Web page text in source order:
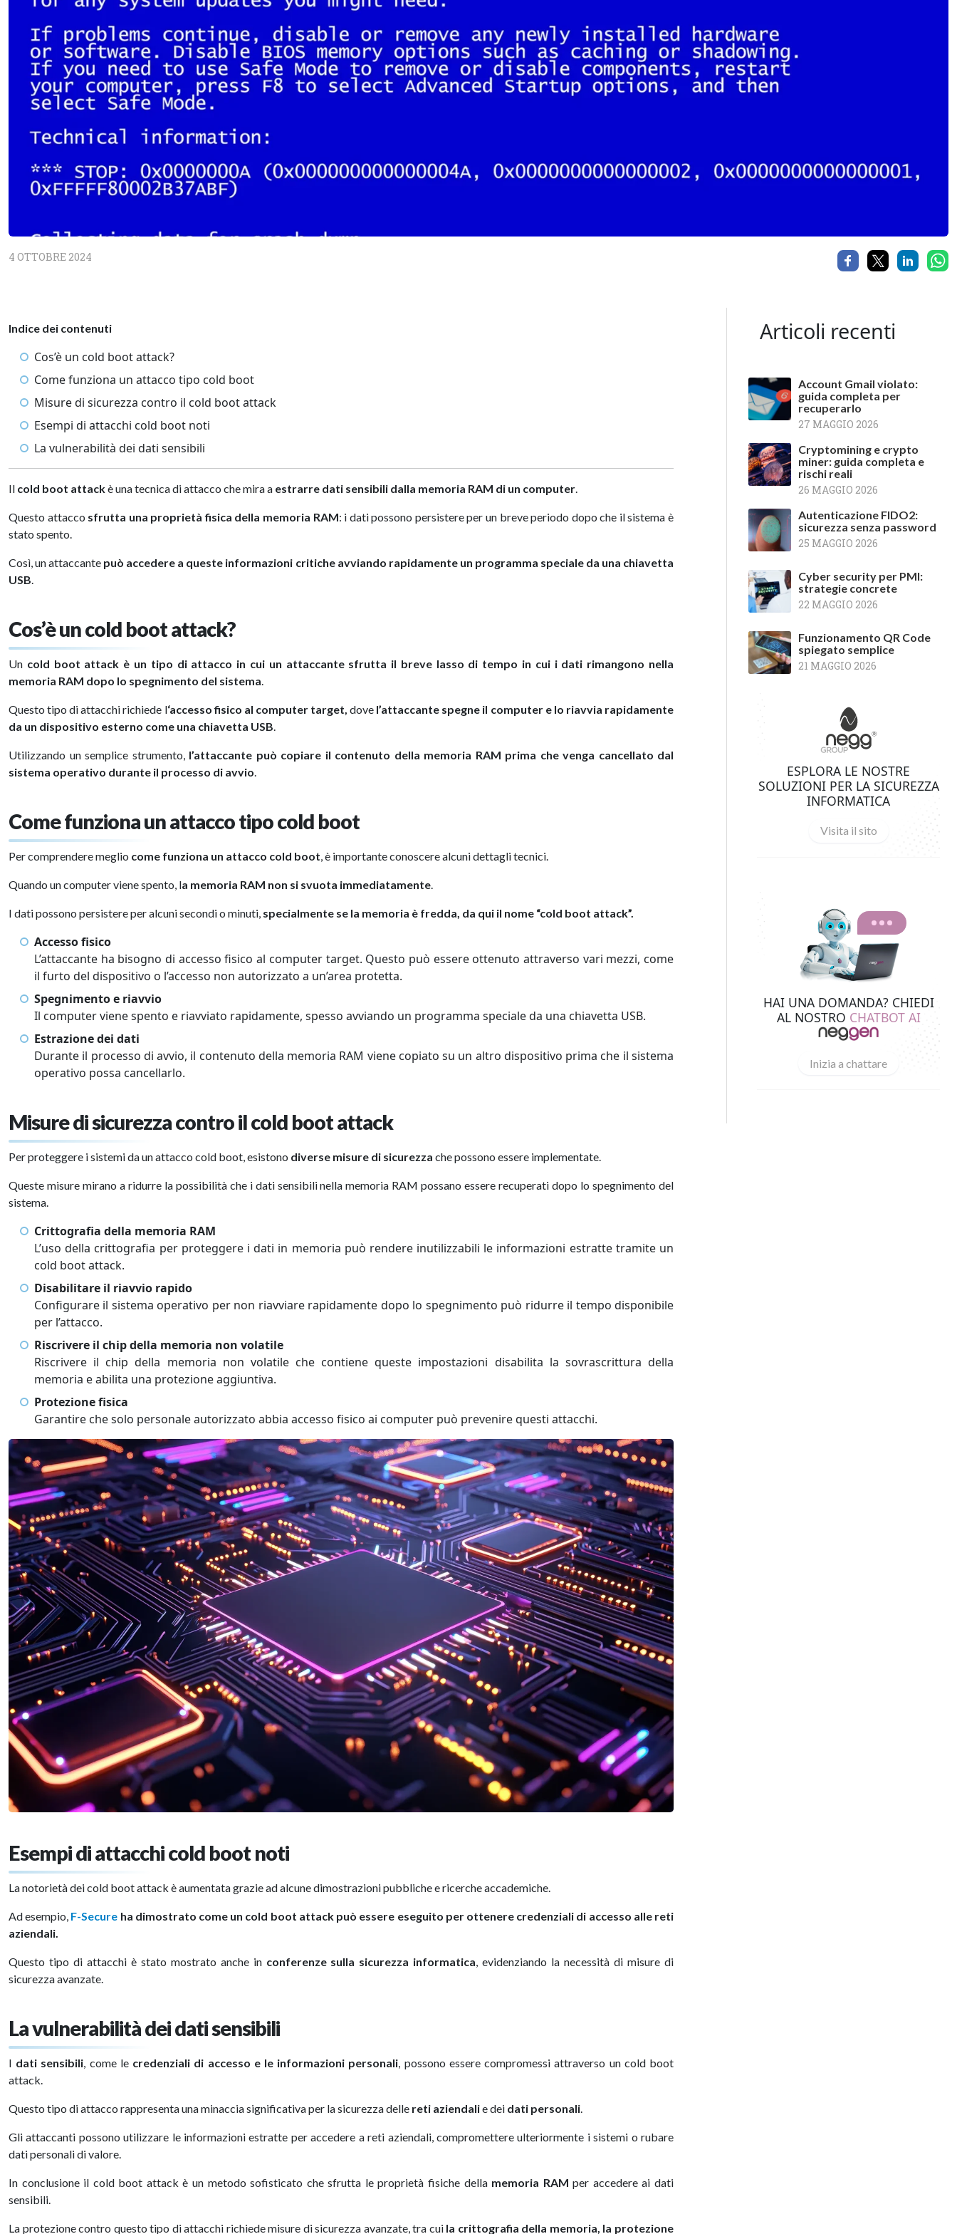
4 OTTOBRE 2024
Indice dei contenuti
Cos’è un cold boot attack?
Come funziona un attacco tipo cold boot
Misure di sicurezza contro il cold boot attack
Esempi di attacchi cold boot noti
La vulnerabilità dei dati sensibili
Il cold boot attackè una tecnica di attacco che mira a estrarre dati sensibili dalla memoria RAM di un computer.
Questo attacco sfrutta una proprietà fisica della memoria RAM: i dati possono persistere per un breve periodo dopo che il sistema è
stato spento.
Così, un attaccante può accedere a queste informazioni critiche avviando rapidamente un programma speciale da una chiavetta
USB.
Cos’è un cold boot attack?
Un cold boot attack è un tipo di attacco in cui un attaccante sfrutta il breve lasso di tempo in cui i dati rimangono nella
memoria RAM dopo lo spegnimento del sistema.
Questo tipo di attacchi richiede l‘accesso fisico al computer target, dove l’attaccante spegne il computer e lo riavvia rapidamente
da un dispositivo esterno come una chiavetta USB.
Utilizzando un semplice strumento, l’attaccante può copiare il contenuto della memoria RAM prima che venga cancellato dal
sistema operativo durante il processo di avvio.
Come funziona un attacco tipo cold boot
Per comprendere meglio come funziona un attacco cold boot, è importante conoscere alcuni dettagli tecnici.
Quando un computer viene spento, la memoria RAM non si svuota immediatamente.
I dati possono persistere per alcuni secondi o minuti, specialmente se la memoria è fredda, da qui il nome “cold boot attack”.
Accesso fisico
L’attaccante ha bisogno di accesso fisico al computer target. Questo può essere ottenuto attraverso vari mezzi, come
il furto del dispositivo o l’accesso non autorizzato a un’area protetta.
Spegnimento e riavvio
Il computer viene spento e riavviato rapidamente, spesso avviando un programma speciale da una chiavetta USB.
Estrazione dei dati
Durante il processo di avvio, il contenuto della memoria RAM viene copiato su un altro dispositivo prima che il sistema
operativo possa cancellarlo.
Misure di sicurezza contro il cold boot attack
Per proteggere i sistemi da un attacco cold boot, esistono diverse misure di sicurezza che possono essere implementate.
Queste misure mirano a ridurre la possibilità che i dati sensibili nella memoria RAM possano essere recuperati dopo lo spegnimento del
sistema.
Crittografia della memoria RAM
L’uso della crittografia per proteggere i dati in memoria può rendere inutilizzabili le informazioni estratte tramite un
cold boot attack.
Disabilitare il riavvio rapido
Configurare il sistema operativo per non riavviare rapidamente dopo lo spegnimento può ridurre il tempo disponibile
per l’attacco.
Riscrivere il chip della memoria non volatile
Riscrivere il chip della memoria non volatile che contiene queste impostazioni disabilita la sovrascrittura della
memoria e abilita una protezione aggiuntiva.
Protezione fisica
Garantire che solo personale autorizzato abbia accesso fisico ai computer può prevenire questi attacchi.
Esempi di attacchi cold boot noti
La notorietà dei cold boot attack è aumentata grazie ad alcune dimostrazioni pubbliche e ricerche accademiche.
Ad esempio, F-Secure ha dimostrato come un cold boot attack può essere eseguito per ottenere credenziali di accesso alle reti
aziendali.
Questo tipo di attacchi è stato mostrato anche in conferenze sulla sicurezza informatica , evidenziando la necessità di misure di
sicurezza avanzate.
La vulnerabilità dei dati sensibili
I dati sensibili , come le credenziali di accesso e le informazioni personali , possono essere compromessi attraverso un cold boot
attack.
Questo tipo di attacco rappresenta una minaccia significativa per la sicurezza delle reti aziendalie dei dati personali
Gli attaccanti possono utilizzare le informazioni estratte per accedere a reti aziendali, compromettere ulteriormente i sistemi o rubare
dati personali di valore.
In conclusione il cold boot attack è un metodo sofisticato che sfrutta le proprietà fisiche della memoria RAM per accedere ai dati
sensibili.
La protezione contro questo tipo di attacchi richiede misure di sicurezza avanzate, tra cui la crittografia della memoria, la protezione
Articoli recenti
Account Gmail violato:
guida completa per
recuperarlo
27 MAGGIO 2026
Cryptomining e crypto
miner: guida completa e
rischi reali
26 MAGGIO 2026
Autenticazione FIDO2:
sicurezza senza password
25 MAGGIO 2026
Cyber security per PMI:
strategie concrete
22 MAGGIO 2026
Funzionamento QR Code
spiegato semplice
21 MAGGIO 2026
ESPLORA LE NOSTRE
SOLUZIONI PER LA SICUREZZA
INFORMATICA
Visita il sito
HAI UNA DOMANDA? CHIEDI
AL NOSTRO CHATBOT AI
Inizia a chattare